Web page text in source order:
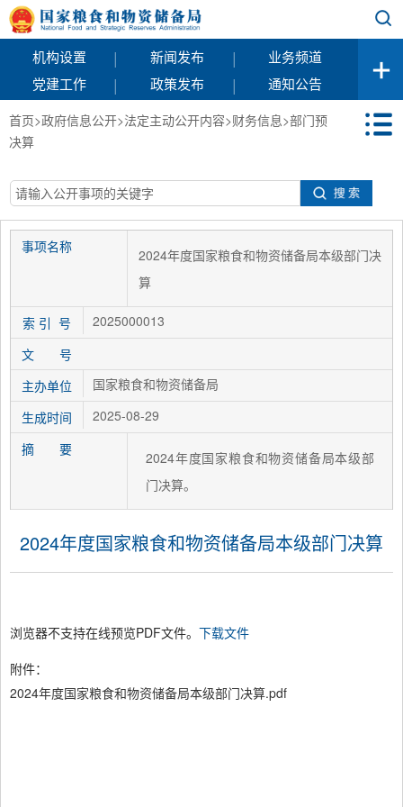
机构设置 | 新闻发布 |
业务频道
党建工作
| 政策发布 | 通知公告
首页>政府信息公开>法定主动公开内容>财务信息>部门预
决算
事项名称
2024年度国家粮食和物资储备局本级部门决
算
索 引 号
2025000013
文 号
主办单位
国家粮食和物资储备局
生成时间
2025-08-29
摘 要
2024年度国家粮食和物资储备局本级部
门决算。
2024年度国家粮食和物资储备局本级部门决算
浏览器不支持在线预览PDF文件。 下载文件
附件：
2024年度国家粮食和物资储备局本级部门决算.pdf